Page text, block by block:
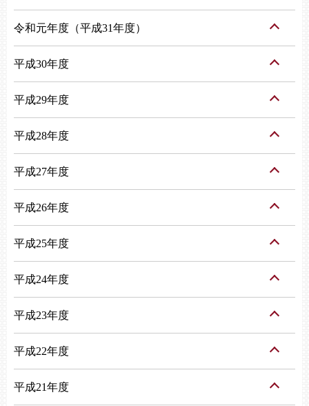
令和元年度（平成31年度）
平成30年度
平成29年度
平成28年度
平成27年度
平成26年度
平成25年度
平成24年度
平成23年度
平成22年度
平成21年度